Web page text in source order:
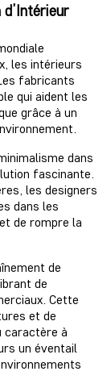
d’Intérieur
les intérieurs
fabricants
qui aident les
grâce à un
dans
fascinante.
les designers
dans les
de rompre la
de
de
Cette
et de
caractère à
un éventail